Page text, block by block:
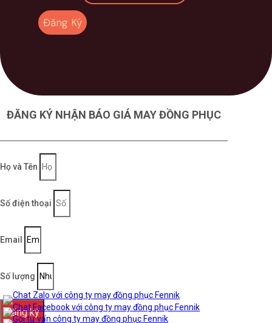
Đăng Ký
ĐĂNG KÝ NHẬN BÁO GIÁ MAY ĐỒNG PHỤC
Họ và Tên
Số điện thoại
Email
Số lượng
Đăng ký